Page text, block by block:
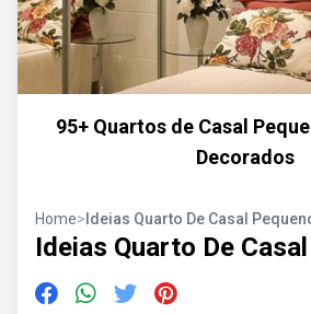
95+ Quartos de Casal
Decorados
Home> Ideias Quarto De Casal
Ideias Quarto De